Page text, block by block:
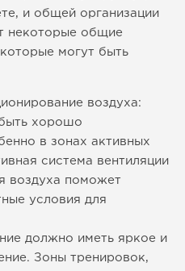
и общей организации
некоторые общие
могут быть
воздуха:
хорошо
в зонах активных
система вентиляции
воздуха поможет
условия для
должно иметь яркое и
Зоны тренировок,